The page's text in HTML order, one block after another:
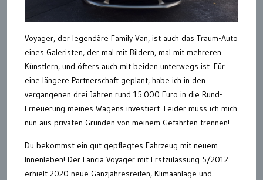
Voyager, der legendäre Family Van, ist auch das Traum-Auto
eines Galeristen, der mal mit Bildern, mal mit mehreren
Künstlern, und öfters auch mit beiden unterwegs ist. Für
eine längere Partnerschaft geplant, habe ich in den
vergangenen drei Jahren rund 15.000 Euro in die Rund-
Erneuerung meines Wagens investiert. Leider muss ich mich
nun aus privaten Gründen von meinem Gefährten trennen!
Du bekommst ein gut gepflegtes Fahrzeug mit neuem
Innenleben! Der Lancia Voyager mit Erstzulassung 5/2012
erhielt 2020 neue Ganzjahresreifen, Klimaanlage und